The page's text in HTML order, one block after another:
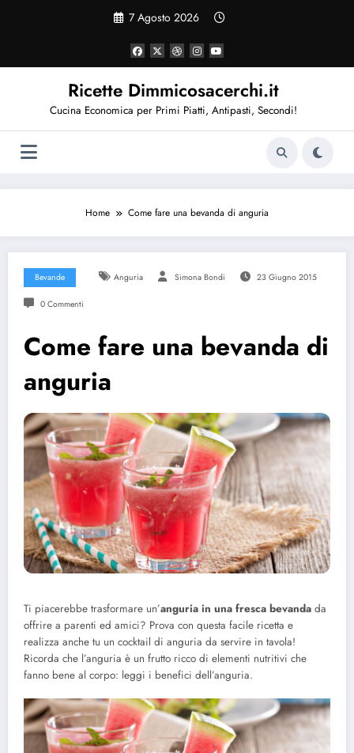
7 Agosto 2026
Ricette Dimmicosacerchi.it
Cucina Economica per Primi Piatti, Antipasti, Secondi!
Home Come fare una bevanda di anguria
Bevande Anguria Simona Bondi 23 Giugno 2015
0 Commenti
Come fare una bevanda di
anguria
Ti piacerebbe trasformare un’anguria in una fresca bevanda da
offrire a parenti ed amici? Prova con questa facile ricetta e
realizza anche tu un cocktail di anguria da servire in tavola!
Ricorda che l’anguria è un frutto ricco di elementi nutritivi che
fanno bene al corpo: leggi i benefici dell’anguria.